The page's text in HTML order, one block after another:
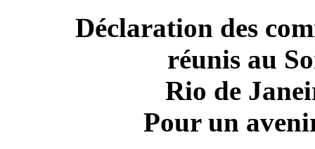
Déclaration des
réunis au
Rio de
Pour un